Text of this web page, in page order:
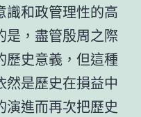
識和政管理性的高
是，盡管殷周之際
歷史意義，但這種
然是歷史在損益中
演進而再次把歷史